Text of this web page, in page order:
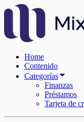
Home
Contenido
Categorías
Finanzas
Préstamos
Tarjeta de